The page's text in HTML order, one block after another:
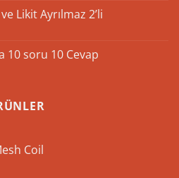
Likit Ayrılmaz 2’li
10 soru 10 Cevap
Coil